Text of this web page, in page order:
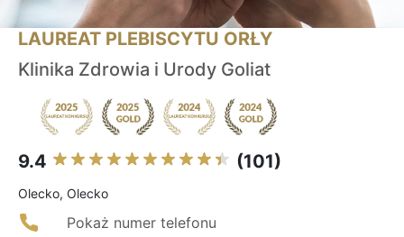
LAUREAT PLEBISCYTU ORŁY
Klinika Zdrowia i Urody Goliat
9.4 (101)
Olecko, Olecko
Pokaż numer telefonu